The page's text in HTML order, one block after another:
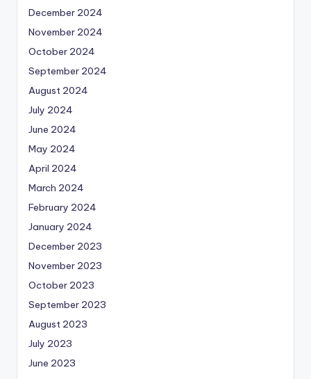
December 2024
November 2024
October 2024
September 2024
August 2024
July 2024
June 2024
May 2024
April 2024
March 2024
February 2024
January 2024
December 2023
November 2023
October 2023
September 2023
August 2023
July 2023
June 2023